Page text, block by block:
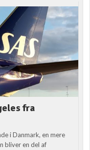
fra
i Danmark, en mere
bliver en del af